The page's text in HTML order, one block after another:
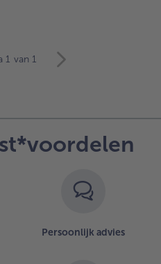
1 van 1
Persoonlijk advies